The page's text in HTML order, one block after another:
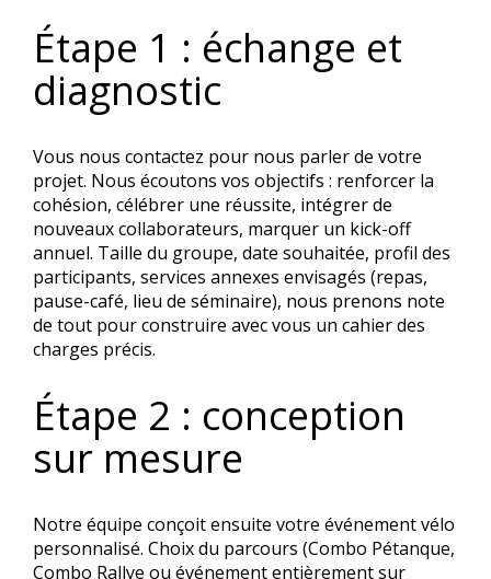
Étape 1 : échange et
diagnostic
Vous nous contactez pour nous parler de votre
projet. Nous écoutons vos objectifs : renforcer la
cohésion, célébrer une réussite, intégrer de
nouveaux collaborateurs, marquer un kick-off
annuel. Taille du groupe, date souhaitée, profil des
participants, services annexes envisagés (repas,
pause-café, lieu de séminaire), nous prenons note
de tout pour construire avec vous un cahier des
charges précis.
Étape 2 : conception
sur mesure
Notre équipe conçoit ensuite votre événement vélo
personnalisé. Choix du parcours (Combo Pétanque,
Combo Rallye ou événement entièrement sur